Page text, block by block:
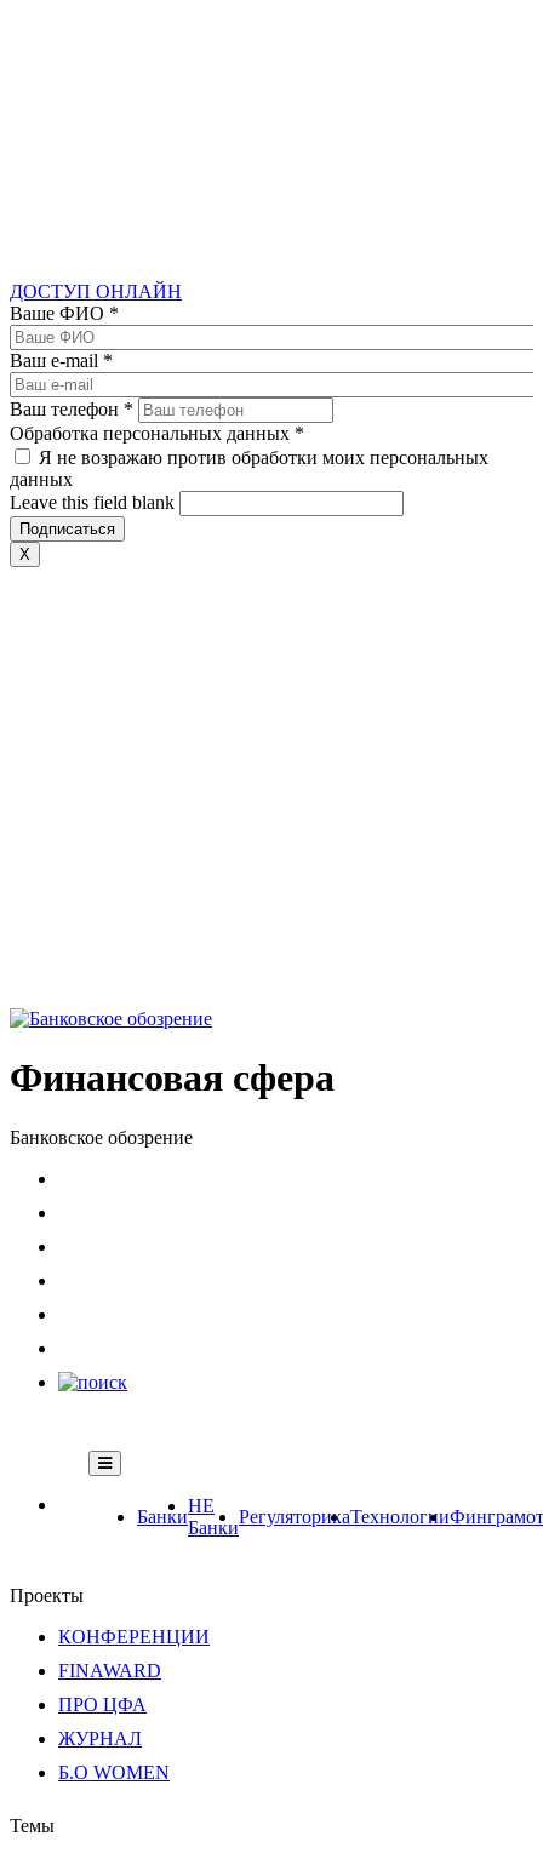
ДОСТУП ОНЛАЙН
Ваше ФИО *
Ваш e-mail *
Ваш телефон *
Обработка персональных данных *
Я не возражаю против обработки моих персональных
данных
Leave this field blank
X
Финансовая сфера
Банковское обозрение
Банки
НЕ
Банки
РегуляторикаТехнологии
Проекты
КОНФЕРЕНЦИИ
FINAWARD
ПРО ЦФА
ЖУРНАЛ
Б.О WOMEN
Темы